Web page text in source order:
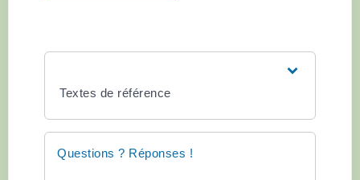
Textes de référence
Questions ? Réponses !